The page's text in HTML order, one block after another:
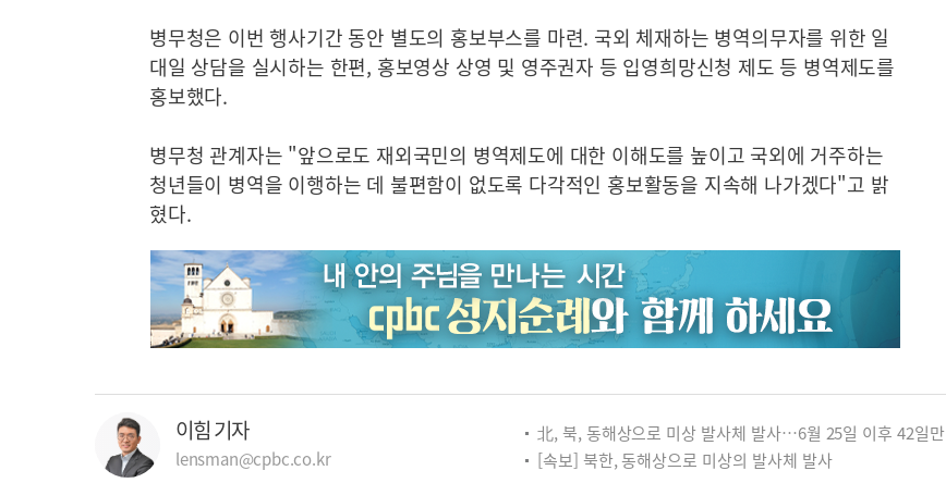
병무청은 이번 행사기간 동안 별도의 홍보부스를 마련. 국외 체재하는 병역의무자를 위한 일
대일 상담을 실시하는 한편, 홍보영상 상영 및 영주권자 등 입영희망신청 제도 등 병역제도를
홍보했다.
병무청 관계자는 "앞으로도 재외국민의 병역제도에 대한 이해도를 높이고 국외에 거주하는
청년들이 병역을 이행하는 데 불편함이 없도록 다각적인 홍보활동을 지속해 나가겠다"고 밝
혔다.
이힘 기자
lensman@cpbc.co.kr
北, 북, 동해상으로 미상 발사체 발사…6월 25일 이후 42일만
[속보] 북한, 동해상으로 미상의 발사체 발사